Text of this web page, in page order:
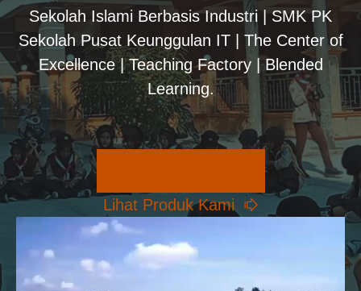
Sekolah Islami Berbasis Industri | SMK PK
Sekolah Pusat Keunggulan IT | The Center of
Excellence | Teaching Factory | Blended
Learning.
Lihat Produk Kami